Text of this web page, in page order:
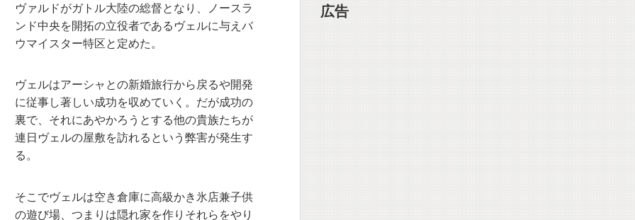
ヴァルドがガトル大陸の総督となり、ノースラ
ンド中央を開拓の立役者であるヴェルに与えバ
ウマイスター特区と定めた。
ヴェルはアーシャとの新婚旅行から戻るや開発
に従事し著しい成功を収めていく。だが成功の
裏で、それにあやかろうとする他の貴族たちが
連日ヴェルの屋敷を訪れるという弊害が発生す
る。
そこでヴェルは空き倉庫に高級かき氷店兼子供
の遊び場、つまりは隠れ家を作りそれらをやり
広告